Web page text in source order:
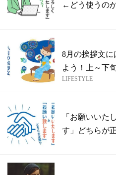
←どう使うの
8月の挨拶文
よう！上～下
LIFESTYLE
「お願いいた
す」どちらが